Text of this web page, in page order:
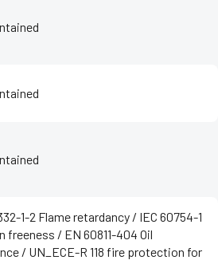
1-2 Flame retardancy / IEC 60754-1
freeness / EN 60811-404 Oil
/ UN_ECE-R 118 fire protection for